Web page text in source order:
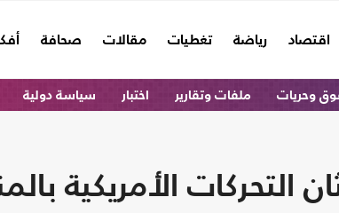
اقتصاد رياضة تغطيات مقالات صحافة
وحريات ملفات وتقارير اختبار سياسة دولية
التحركات الأمريكية